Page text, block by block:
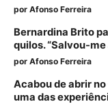
por Afonso Ferreira
Bernardina Brito
quilos. “Salvou-me
por Afonso Ferreira
Acabou de abrir
uma das